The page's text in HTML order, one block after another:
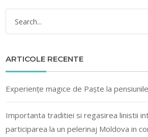
ARTICOLE RECENTE
Experiențe magice de Paște la
Importanta traditiei si regasirea linistii
participarea la un pelerinaj Moldova in